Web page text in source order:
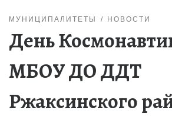
МУНИЦИПАЛИТЕТЫ НОВОСТИ
День
МБОУ ДО ДДТ
Ржаксинского